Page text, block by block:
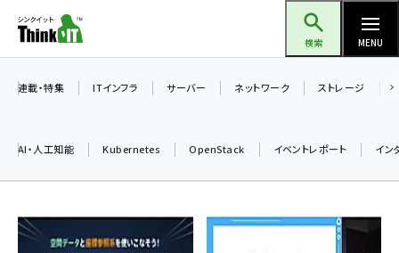
ン
ツ
検索 MENU
加藤銘のチーム貢献～仲間と築いた勝利の絆～ (2308)
連載・特集 ITインフラ サーバー ネットワーク ストレージ
AI・人工知能 Kubernetes OpenStack イベントレポート イン